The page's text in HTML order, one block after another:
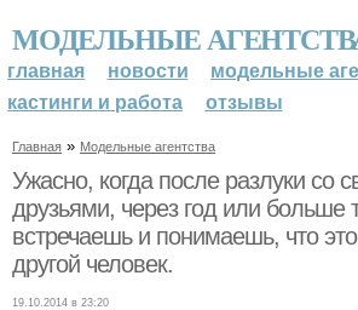
МОДЕЛЬНЫЕ
главная новости
модельные
кастинги и работа
отзывы
Главная » Модельные агентства
Ужасно, когда после разлуки со
друзьями, через год или больше
встречаешь и понимаешь, что
другой человек.
19.10.2014 в 23:20